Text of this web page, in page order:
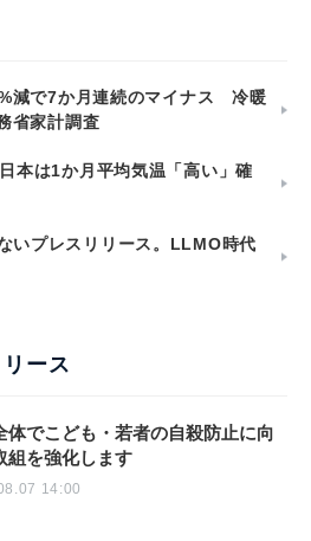
減で7か月連続のマイナス 冷暖
省家計調査
本は1か月平均気温「高い」確
いプレスリリース。LLMO時代
ース
体でこども・若者の自殺防止に向
組を強化します
14:00